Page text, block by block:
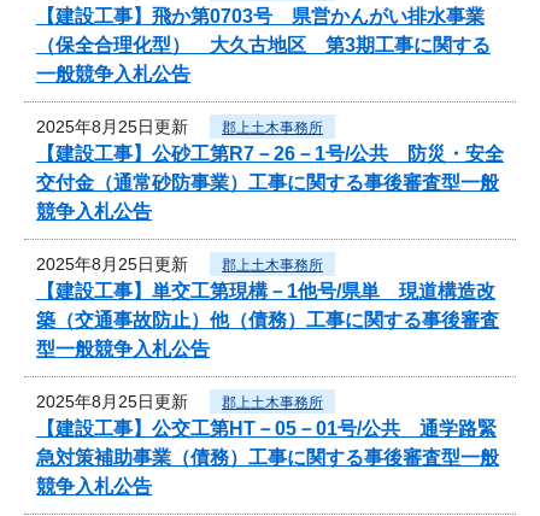
【建設工事】飛か第0703号 県営かんがい排水事業
（保全合理化型） 大久古地区 第3期工事に関する
一般競争入札公告
2025年8月25日更新 郡上土木事務所
【建設工事】公砂工第R7－26－1号/公共 防災・安全
交付金（通常砂防事業）工事に関する事後審査型一般
競争入札公告
2025年8月25日更新 郡上土木事務所
【建設工事】単交工第現構－1他号/県単 現道構造改
築（交通事故防止）他（債務）工事に関する事後審査
型一般競争入札公告
2025年8月25日更新 郡上土木事務所
【建設工事】公交工第HT－05－01号/公共 通学路緊
急対策補助事業（債務）工事に関する事後審査型一般
競争入札公告